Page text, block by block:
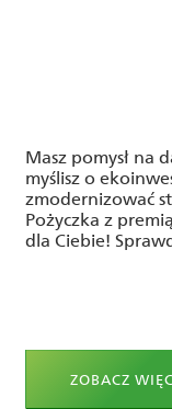
Masz pomysł na
myślisz o
zmodernizować
Pożyczka z
dla Ciebie!
ZOBACZ